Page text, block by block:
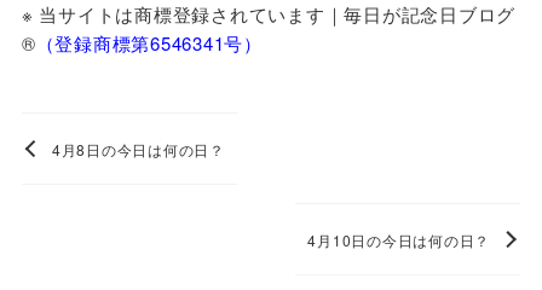
※ 当サイトは商標登録されています｜毎日が記念日ブログ
®️ （登録商標第6546341号）
4月8日の今日は何の日？
4月10日の今日は何の日？